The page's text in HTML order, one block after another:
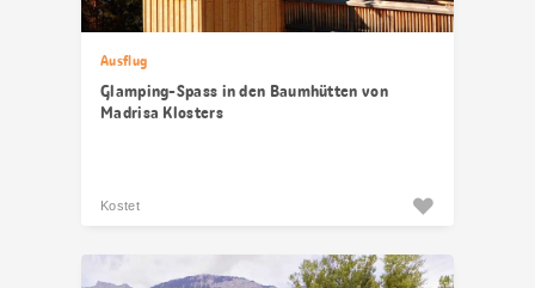
Ausflug
Glamping-Spass in den Baumhütten von
Madrisa Klosters
Kostet